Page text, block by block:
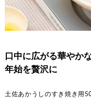
口中に広がる華やか
年始を贅沢に
土佐あかうしのすき焼き用